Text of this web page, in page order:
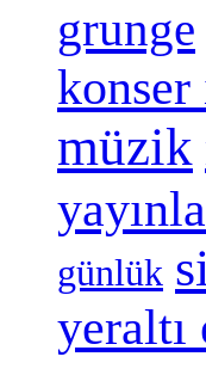
grunge
müzik
günlük
yeraltı